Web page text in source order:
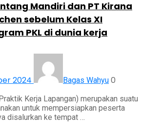
Mandiri dan PT Kirana
sebelum Kelas XI
PKL di dunia kerja
2024 Bagas Wahyu 0
Kerja Lapangan) merupakan suatu
untuk mempersiapkan peserta
disalurkan ke tempat …